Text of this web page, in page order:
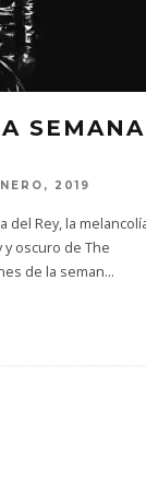
SEMANA
2019
del Rey, la
y oscuro de The
de la seman...